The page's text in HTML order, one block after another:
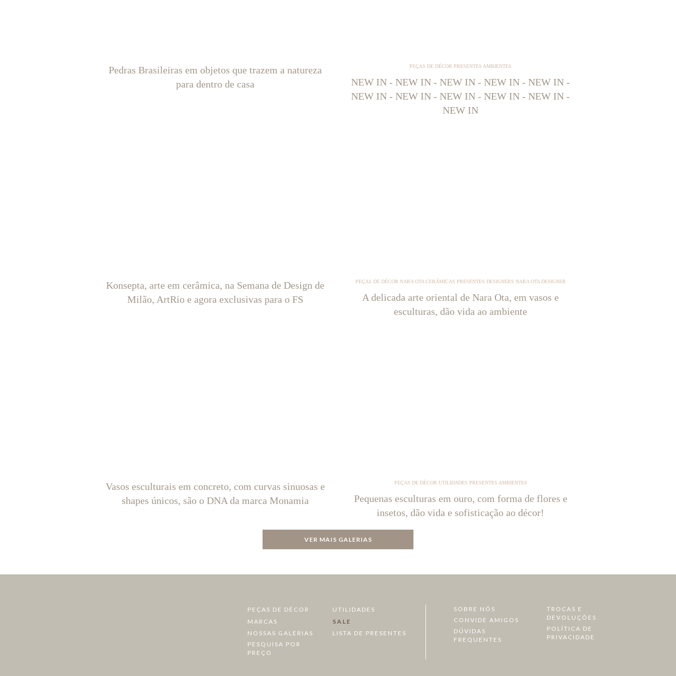
Pedras Brasileiras em objetos que trazem a natureza
para dentro de casa
PEÇAS DE DÉCOR PRESENTES AMBIENTES
NEW IN - NEW IN - NEW IN - NEW IN - NEW IN -
NEW IN - NEW IN - NEW IN - NEW IN - NEW IN -
NEW IN
Konsepta, arte em cerâmica, na Semana de Design de
Milão, ArtRio e agora exclusivas para o FS
PEÇAS DE DÉCOR NARA OTA CERÂMICAS PRESENTES DESIGNERS NARA OTA DESIGNER
A delicada arte oriental de Nara Ota, em vasos e
esculturas, dão vida ao ambiente
Vasos esculturais em concreto, com curvas sinuosas e
shapes únicos, são o DNA da marca Monamia
PEÇAS DE DÉCOR UTILIDADES PRESENTES AMBIENTES
Pequenas esculturas em ouro, com forma de flores e
insetos, dão vida e sofisticação ao décor!
VER MAIS GALERIAS
PEÇAS DE DÉCOR
UTILIDADES
MARCAS
SALE
NOSSAS GALERIAS
LISTA DE PRESENTES
PESQUISA POR
PREÇO
SOBRE NÓS
CONVIDE AMIGOS
DÚVIDAS
FREQUENTES
TROCAS E
DEVOLUÇÕES
POLÍTICA DE
PRIVACIDADE